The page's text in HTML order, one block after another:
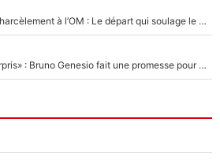
Climat toxique et affaire de harcèlement à l’OM : Le départ qui soulage le vestiaire de Bruno Genesio
«Très, très agréablement surpris» : Bruno Genesio fait une promesse pour la suite du mercato de l’OM et rassure les supporters